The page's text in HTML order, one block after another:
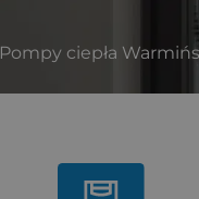
Pompy ciepła